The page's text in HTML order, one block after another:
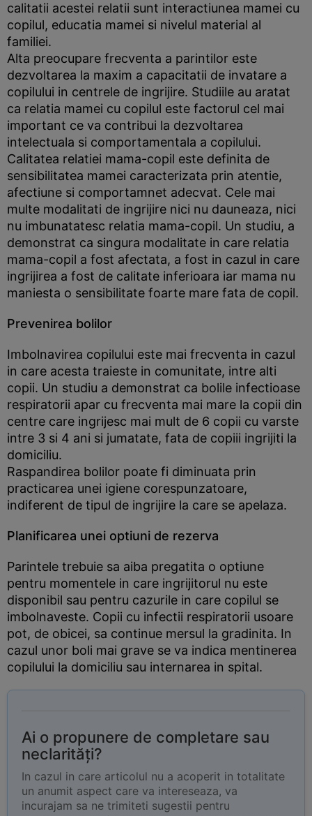
calitatii acestei relatii sunt interactiunea mamei cu
copilul, educatia mamei si nivelul material al
familiei.
Alta preocupare frecventa a parintilor este
dezvoltarea la maxim a capacitatii de invatare a
copilului in centrele de ingrijire. Studiile au aratat
ca relatia mamei cu copilul este factorul cel mai
important ce va contribui la dezvoltarea
intelectuala si comportamentala a copilului.
Calitatea relatiei mama-copil este definita de
sensibilitatea mamei caracterizata prin atentie,
afectiune si comportamnet adecvat. Cele mai
multe modalitati de ingrijire nici nu dauneaza, nici
nu imbunatatesc relatia mama-copil. Un studiu, a
demonstrat ca singura modalitate in care relatia
mama-copil a fost afectata, a fost in cazul in care
ingrijirea a fost de calitate inferioara iar mama nu
maniesta o sensibilitate foarte mare fata de copil.
Prevenirea bolilor
Imbolnavirea copilului este mai frecventa in cazul
in care acesta traieste in comunitate, intre alti
copii. Un studiu a demonstrat ca bolile infectioase
respiratorii apar cu frecventa mai mare la copii din
centre care ingrijesc mai mult de 6 copii cu varste
intre 3 si 4 ani si jumatate, fata de copiii ingrijiti la
domiciliu.
Raspandirea bolilor poate fi diminuata prin
practicarea unei igiene corespunzatoare,
indiferent de tipul de ingrijire la care se apelaza.
Planificarea unei optiuni de rezerva
Parintele trebuie sa aiba pregatita o optiune
pentru momentele in care ingrijitorul nu este
disponibil sau pentru cazurile in care copilul se
imbolnaveste. Copii cu infectii respiratorii usoare
pot, de obicei, sa continue mersul la gradinita. In
cazul unor boli mai grave se va indica mentinerea
copilului la domiciliu sau internarea in spital.
Ai o propunere de completare sau
neclarități?
In cazul in care articolul nu a acoperit in totalitate
un anumit aspect care va intereseaza, va
incurajam sa ne trimiteti sugestii pentru